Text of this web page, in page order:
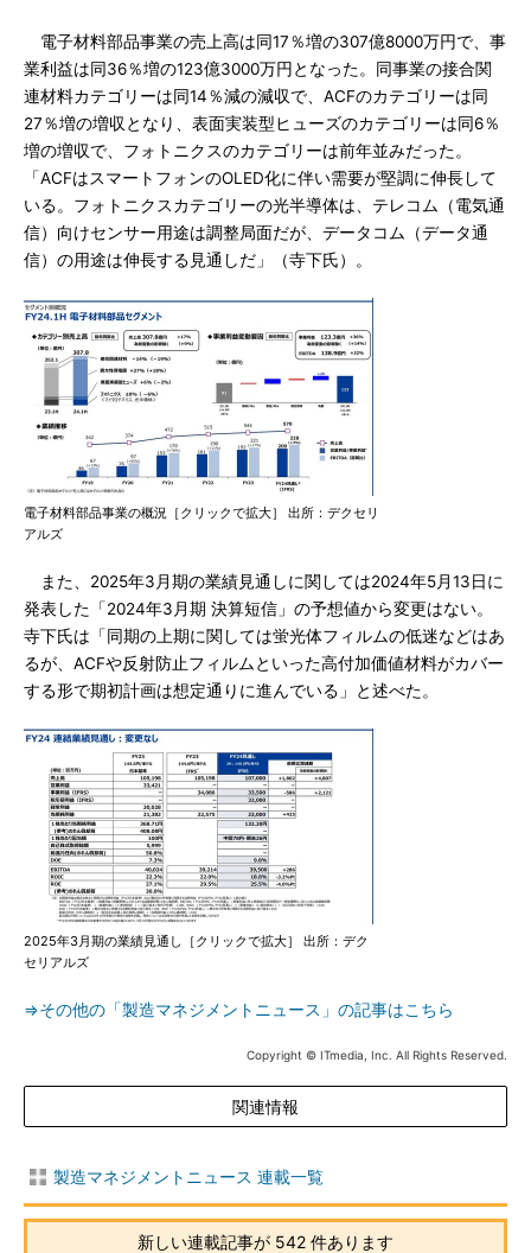
電子材料部品事業の売上高は同17％増の307億8000万円で、事
業利益は同36％増の123億3000万円となった。同事業の接合関
連材料カテゴリーは同14％減の減収で、ACFのカテゴリーは同
27％増の増収となり、表面実装型ヒューズのカテゴリーは同6％
増の増収で、フォトニクスのカテゴリーは前年並みだった。
「ACFはスマートフォンのOLED化に伴い需要が堅調に伸長して
いる。フォトニクスカテゴリーの光半導体は、テレコム（電気通
信）向けセンサー用途は調整局面だが、データコム（データ通
信）の用途は伸長する見通しだ」（寺下氏）。
電子材料部品事業の概況［クリックで拡大］ 出所：デクセリ
アルズ
また、2025年3月期の業績見通しに関しては2024年5月13日に
発表した「2024年3月期 決算短信」の予想値から変更はない。
寺下氏は「同期の上期に関しては蛍光体フィルムの低迷などはあ
るが、ACFや反射防止フィルムといった高付加価値材料がカバー
する形で期初計画は想定通りに進んでいる」と述べた。
2025年3月期の業績見通し［クリックで拡大］ 出所：デク
セリアルズ
⇒その他の「製造マネジメントニュース」の記事はこちら
Copyright © ITmedia, Inc. All Rights Reserved.
関連情報
製造マネジメントニュース 連載一覧
新しい連載記事が 542 件あります